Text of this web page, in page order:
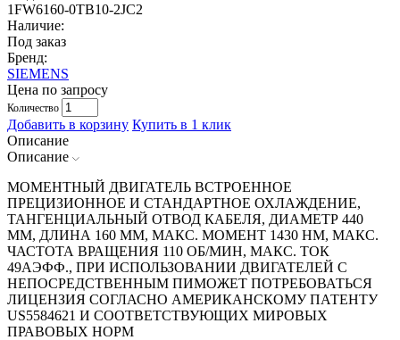
1FW6160-0TB10-2JC2
Наличие:
Под заказ
Бренд:
SIEMENS
Цена по запросу
Количество
Добавить в корзину Купить в 1 клик
Описание
Описание
МОМЕНТНЫЙ ДВИГАТЕЛЬ ВСТРОЕННОЕ
ПРЕЦИЗИОННОЕ И СТАНДАРТНОЕ ОХЛАЖДЕНИЕ,
ТАНГЕНЦИАЛЬНЫЙ ОТВОД КАБЕЛЯ, ДИАМЕТР 440
ММ, ДЛИНА 160 ММ, МАКС. МОМЕНТ 1430 HM, МАКС.
ЧАСТОТА ВРАЩЕНИЯ 110 ОБ/MИН, МАКС. ТОК
49АЭФФ., ПРИ ИСПОЛЬЗОВАНИИ ДВИГАТЕЛЕЙ С
НЕПОСРЕДСТВЕННЫМ ПИМОЖЕТ ПОТРЕБОВАТЬСЯ
ЛИЦЕНЗИЯ СОГЛАСНО АМЕРИКАНСКОМУ ПАТЕНТУ
US5584621 И СООТВЕТСТВУЮЩИХ МИРОВЫХ
ПРАВОВЫХ НОРМ